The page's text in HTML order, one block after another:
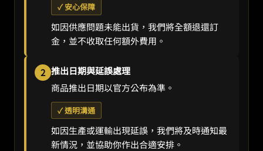
✓ 安心保障
如因供應問題未能出貨，我們將全額退還訂
金，並不收取任何額外費用。
2 推出日期與延誤處理
商品推出日期以官方公布為準。
✓ 透明溝通
如因生產或運輸出現延誤，我們將及時通知最
新情況，並協助你作出合適安排。